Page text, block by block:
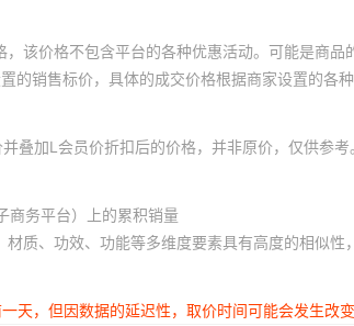
该价格不包含平台的各种优惠活动。可能是商
的销售标价，具体的成交价格根据商家设置的各
叠加L会员价折扣后的价格，并非原价，仅供参考
商务平台）上的累积销量
质、功效、功能等多维度要素具有高度的相似性
天，但因数据的延迟性，取价时间可能会发生改